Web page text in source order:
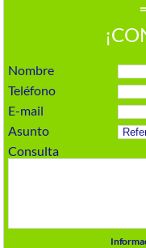
Nombre
Teléfono
E-mail
Asunto
Consulta